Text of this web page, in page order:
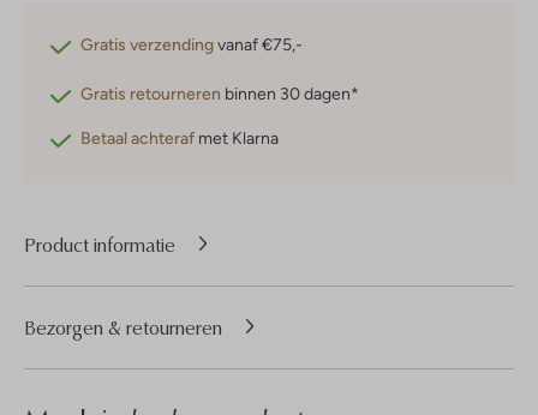
Gratis verzendingvanaf €75,-
Gratis retourneren binnen 30 dagen*
Betaal achteraf met Klarna
Product informatie
Bezorgen & retourneren